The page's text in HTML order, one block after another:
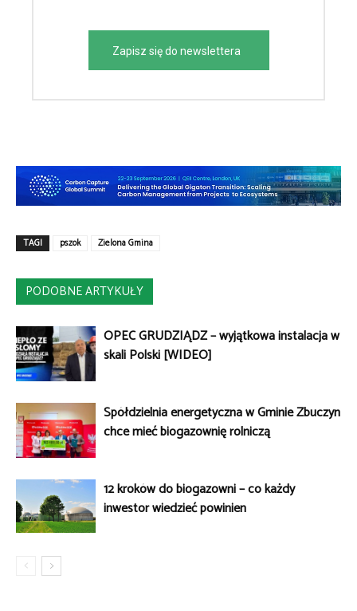
Zapisz się do newslettera
TAGI pszok Zielona Gmina
PODOBNE ARTYKUŁY
OPEC GRUDZIĄDZ – wyjątkowa instalacja w
skali Polski [WIDEO]
Spółdzielnia energetyczna w Gminie Zbuczyn
chce mieć biogazownię rolniczą
12 kroków do biogazowni – co każdy
inwestor wiedzieć powinien